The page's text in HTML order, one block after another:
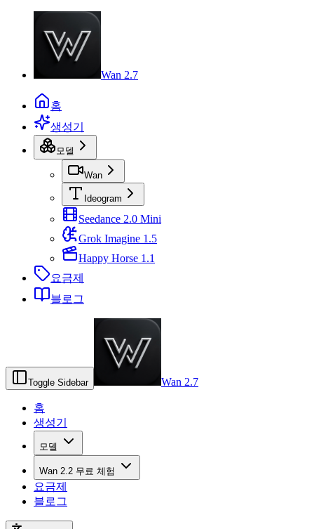
Wan 2.7
홈
생성기
모델
Wan
Ideogram
Seedance 2.0 Mini
Grok Imagine 1.5
Happy Horse 1.1
요금제
블로그
Toggle Sidebar Wan 2.7
홈
생성기
모델
Wan 2.2 무료 체험
요금제
블로그